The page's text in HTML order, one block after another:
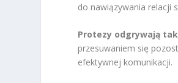
do nawiązywania relacji
Protezy odgrywają
przesuwaniem się
efektywnej komunikacji.